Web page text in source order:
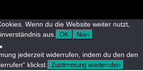
Wenn du die Website weiter nutzt,
aus.
OK
Nein
jederzeit widerrufen, indem du den den
klickst.
Zustimmung wiederrufen